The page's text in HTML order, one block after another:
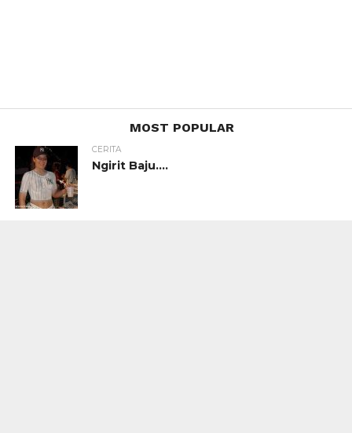
MOST POPULAR
CERITA
Ngirit Baju….